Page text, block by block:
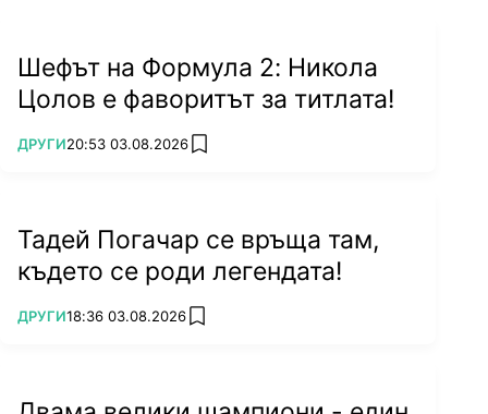
Шефът на Формула 2: Никола
Цолов е фаворитът за титлата!
ПОВЕЧЕ ОТ
ДРУГИ20:53 03.08.2026 add favorites
Тадей Погачар се връща там,
където се роди легендата!
ПОВЕЧЕ ОТ
ДРУГИ18:36 03.08.2026 add favorites